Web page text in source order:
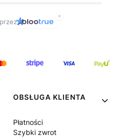
OBSŁUGA KLIENTA
Płatności
Szybki zwrot